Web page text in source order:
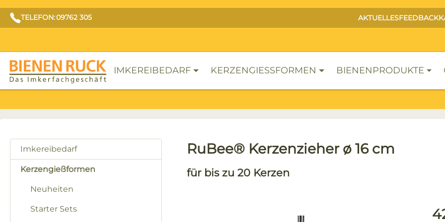
TELEFON: 09762 305 AKTUELLESFEEDBACK
IMKEREIBEDARF KERZENGIESSFORMEN BIENENPRODUKTE
Imkereibedarf
Kerzengießformen
Neuheiten
Starter Sets
RuBee® Kerzenzieher ø 16 cm
für bis zu 20 Kerzen